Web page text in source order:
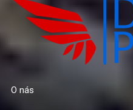
O nás